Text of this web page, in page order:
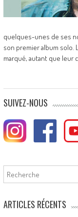
quelques-unes de ses
son premier album solo.
marqué, autant que leur
SUIVEZ-NOUS
Rechercher
ARTICLES RÉCENTS